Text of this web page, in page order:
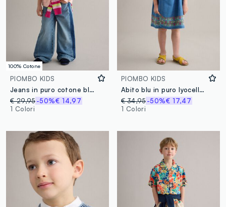
100% Cotone
PIOMBO KIDS
Jeans in puro cotone blu da bambina wide leg
€ 29,95-50%€ 14,97
1 Colori
PIOMBO KIDS
Abito blu in puro lyocell con spalline e ricamo al fondo
€ 34,95 -50%€ 17,47
1 Colori